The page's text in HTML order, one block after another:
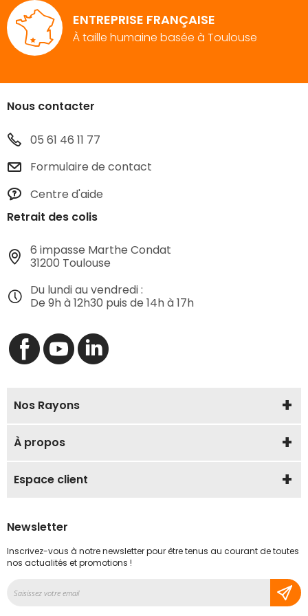
ENTREPRISE FRANÇAISE
À taille humaine basée à Toulouse
Nous contacter
05 61 46 11 77
Formulaire de contact
Centre d'aide
Retrait des colis
6 impasse Marthe Condat
31200 Toulouse
Du lundi au vendredi :
De 9h à 12h30 puis de 14h à 17h
Nos Rayons
À propos
Espace client
Newsletter
Inscrivez-vous à notre newsletter pour être tenus au courant de toutes
nos actualités et promotions !